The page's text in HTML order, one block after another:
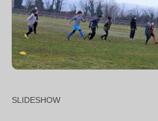
SLIDESHOW